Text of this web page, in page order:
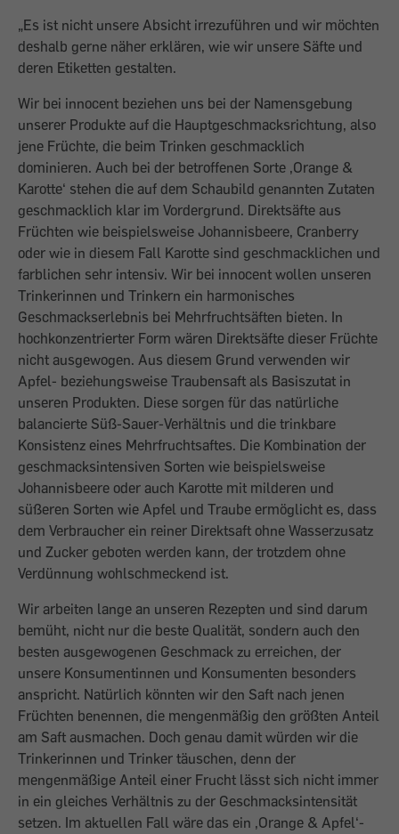
„Es ist nicht unsere Absicht irrezuführen und wir möchten
deshalb gerne näher erklären, wie wir unsere Säfte und
deren Etiketten gestalten.
Wir bei innocent beziehen uns bei der Namensgebung
unserer Produkte auf die Hauptgeschmacksrichtung, also
jene Früchte, die beim Trinken geschmacklich
dominieren. Auch bei der betroffenen Sorte ‚Orange &
Karotte‘ stehen die auf dem Schaubild genannten Zutaten
geschmacklich klar im Vordergrund. Direktsäfte aus
Früchten wie beispielsweise Johannisbeere, Cranberry
oder wie in diesem Fall Karotte sind geschmacklichen und
farblichen sehr intensiv. Wir bei innocent wollen unseren
Trinkerinnen und Trinkern ein harmonisches
Geschmackserlebnis bei Mehrfruchtsäften bieten. In
hochkonzentrierter Form wären Direktsäfte dieser Früchte
nicht ausgewogen. Aus diesem Grund verwenden wir
Apfel- beziehungsweise Traubensaft als Basiszutat in
unseren Produkten. Diese sorgen für das natürliche
balancierte Süß-Sauer-Verhältnis und die trinkbare
Konsistenz eines Mehrfruchtsaftes. Die Kombination der
geschmacksintensiven Sorten wie beispielsweise
Johannisbeere oder auch Karotte mit milderen und
süßeren Sorten wie Apfel und Traube ermöglicht es, dass
dem Verbraucher ein reiner Direktsaft ohne Wasserzusatz
und Zucker geboten werden kann, der trotzdem ohne
Verdünnung wohlschmeckend ist.
Wir arbeiten lange an unseren Rezepten und sind darum
bemüht, nicht nur die beste Qualität, sondern auch den
besten ausgewogenen Geschmack zu erreichen, der
unsere Konsumentinnen und Konsumenten besonders
anspricht. Natürlich könnten wir den Saft nach jenen
Früchten benennen, die mengenmäßig den größten Anteil
am Saft ausmachen. Doch genau damit würden wir die
Trinkerinnen und Trinker täuschen, denn der
mengenmäßige Anteil einer Frucht lässt sich nicht immer
in ein gleiches Verhältnis zu der Geschmacksintensität
setzen. Im aktuellen Fall wäre das ein ‚Orange & Apfel‘-